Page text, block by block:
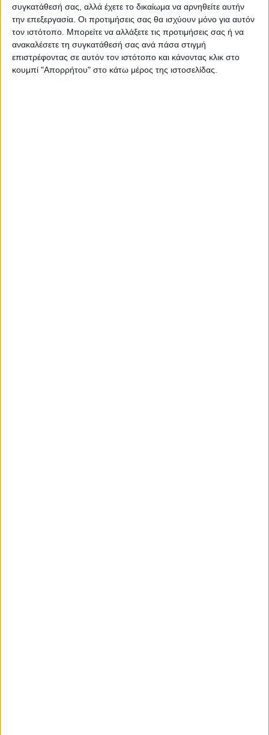
συγκατάθεσή σας, αλλά έχετε το δικαίωμα να αρνηθείτε αυτήν
την επεξεργασία. Οι προτιμήσεις σας θα ισχύουν μόνο για αυτόν
τον ιστότοπο. Μπορείτε να αλλάξετε τις προτιμήσεις σας ή να
ανακαλέσετε τη συγκατάθεσή σας ανά πάσα στιγμή
επιστρέφοντας σε αυτόν τον ιστότοπο και κάνοντας κλικ στο
κουμπί "Απορρήτου" στο κάτω μέρος της ιστοσελίδας.
Τελευταίες Ειδήσεις Σήμερα
Ακολούθησε την εφημερίδα ΝΕΟΣ
ΑΓΩΝ στο Google News!